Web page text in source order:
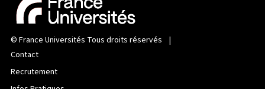
© France Universités Tous droits réservés |
Contact
Recrutement